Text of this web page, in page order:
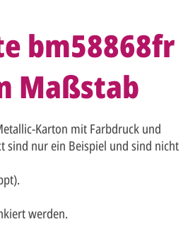
bm58868fr
Maßstab
Karton mit Farbdruck und
sind nur ein Beispiel und sind nicht
werden.